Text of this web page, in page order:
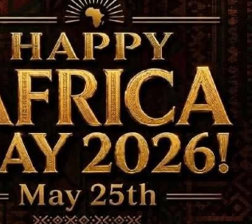
ኢኮኖሚያዊ ገጽታ በአዲስ
ነው-ፈርስት ፖስት
የበዛበት የፊፋ አዲሱ እቅድ
July 30, 2026
አዲስ ሚዲያ ኔትዎርክ በይዘት ስራዎቹ
ትርክትን በማረም እና የወል ትርክትን
ሃላፊነቱን እየተወጣ ይገኛል
AmnAdmin October 17, 2025